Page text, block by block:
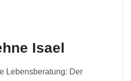
Isael
Lebensberatung: Der